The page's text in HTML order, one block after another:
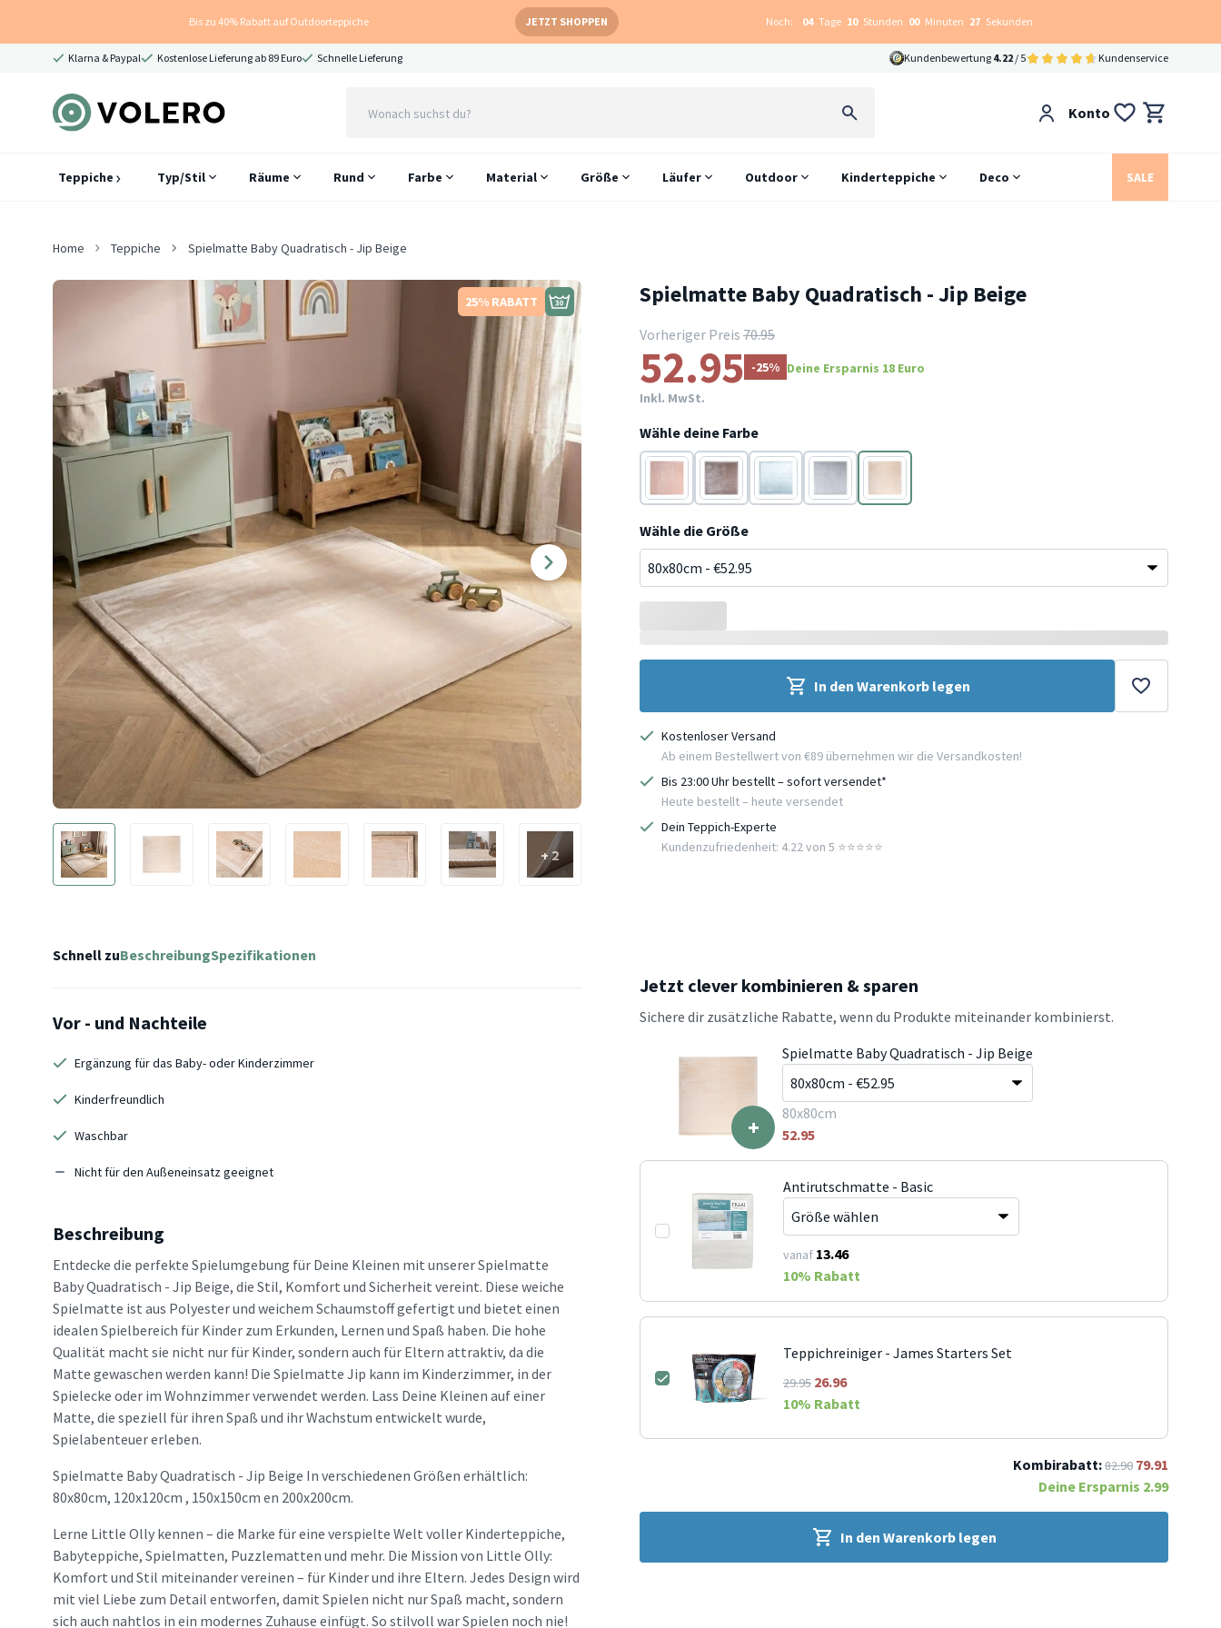
Bis zu 40% Rabatt auf Outdoorteppiche JETZT SHOPPEN Noch: 04 Tage 10 Stunden 00 Minuten 26 Sekunden
Klarna & Paypal Kostenlose Lieferung ab 89 Euro Schnelle Lieferung Kundenbewertung 4.22 / 5 Kundenservice
Konto
Teppiche Typ/Stil Räume Rund Farbe Material Größe Läufer Outdoor Kinderteppiche Deco SALE
Home Teppiche Spielmatte Baby Quadratisch - Jip Beige
25% RABATT
+ 2
Spielmatte Baby Quadratisch - Jip Beige
Vorheriger Preis 70.95
52.95 -25% Deine Ersparnis 18 Euro
Inkl. MwSt.
Wähle deine Farbe
Rosa Taupe Blau Grau
Beige
Wähle die Größe
In den Warenkorb legen
Kostenloser Versand
Ab einem Bestellwert von €89 übernehmen wir die Versandkosten!
Bis 23:00 Uhr bestellt – sofort versendet*
Heute bestellt – heute versendet
Dein Teppich-Experte
Kundenzufriedenheit: 4.22 von 5 ⭐️⭐️⭐️⭐️⭐️
Schnell zuBeschreibungSpezifikationen
Vor - und Nachteile
Ergänzung für das Baby- oder Kinderzimmer
Kinderfreundlich
Waschbar
Nicht für den Außeneinsatz geeignet
Beschreibung
Entdecke die perfekte Spielumgebung für Deine Kleinen mit unserer Spielmatte
Baby Quadratisch - Jip Beige, die Stil, Komfort und Sicherheit vereint. Diese weiche
Spielmatte ist aus Polyester und weichem Schaumstoff gefertigt und bietet einen
idealen Spielbereich für Kinder zum Erkunden, Lernen und Spaß haben. Die hohe
Qualität macht sie nicht nur für Kinder, sondern auch für Eltern attraktiv, da die
Matte gewaschen werden kann! Die Spielmatte Jip kann im Kinderzimmer, in der
Spielecke oder im Wohnzimmer verwendet werden. Lass Deine Kleinen auf einer
Matte, die speziell für ihren Spaß und ihr Wachstum entwickelt wurde,
Spielabenteuer erleben.
Spielmatte Baby Quadratisch - Jip Beige In verschiedenen Größen erhältlich:
80x80cm, 120x120cm , 150x150cm en 200x200cm.
Lerne Little Olly kennen – die Marke für eine verspielte Welt voller Kinderteppiche,
Babyteppiche, Spielmatten, Puzzlematten und mehr. Die Mission von Little Olly:
Komfort und Stil miteinander vereinen – für Kinder und ihre Eltern. Jedes Design wird
mit viel Liebe zum Detail entworfen, damit Spielen nicht nur Spaß macht, sondern
sich auch nahtlos in ein modernes Zuhause einfügt. So stilvoll war Spielen noch nie!
Jetzt clever kombinieren & sparen
Sichere dir zusätzliche Rabatte, wenn du Produkte miteinander kombinierst.
+
Spielmatte Baby Quadratisch - Jip Beige
80x80cm
52.95
Antirutschmatte - Basic
vanaf 13.46
10% Rabatt
Teppichreiniger - James Starters Set
29.95 26.96
10% Rabatt
Kombirabatt:82.90 79.91
Deine Ersparnis 2.99
In den Warenkorb legen